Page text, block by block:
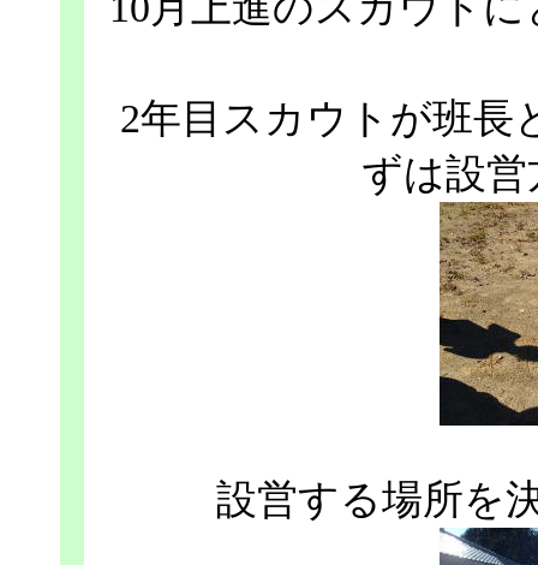
2年目スカウトが班長
ずは設
設営する場所を